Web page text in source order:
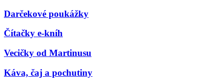
Darčekové poukážky
Čítačky e-kníh
Vecičky od Martinusu
Káva, čaj a pochutiny